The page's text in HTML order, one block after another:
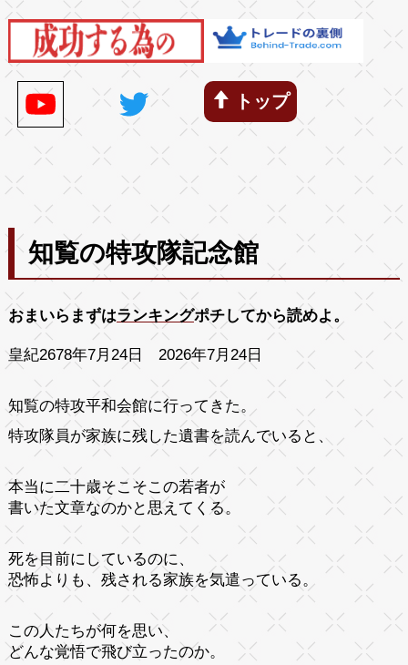
トップ
知覧の特攻隊記念館
おまいらまずはランキングポチしてから読めよ。
皇紀2678年7月24日 2026年7月24日
知覧の特攻平和会館に行ってきた。
特攻隊員が家族に残した遺書を読んでいると、
本当に二十歳そこそこの若者が
書いた文章なのかと思えてくる。
死を目前にしているのに、
恐怖よりも、残される家族を気遣っている。
この人たちが何を思い、
どんな覚悟で飛び立ったのか。